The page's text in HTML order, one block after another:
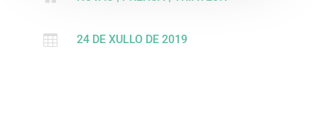
 24 DE XULLO DE 2019